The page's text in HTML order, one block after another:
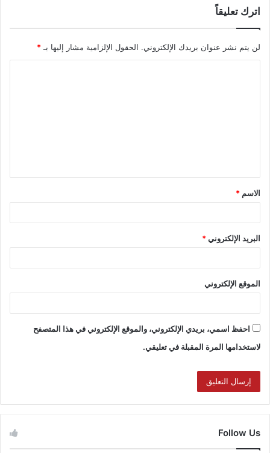
اترك تعليقاً
لن يتم نشر عنوان بريدك الإلكتروني. الحقول الإلزامية مشار إليها بـ*
الاسم *
البريد الإلكتروني*
الموقع الإلكتروني
احفظ اسمي، بريدي الإلكتروني، والموقع الإلكتروني في هذا المتصفح
لاستخدامها المرة المقبلة في تعليقي.
Follow Us